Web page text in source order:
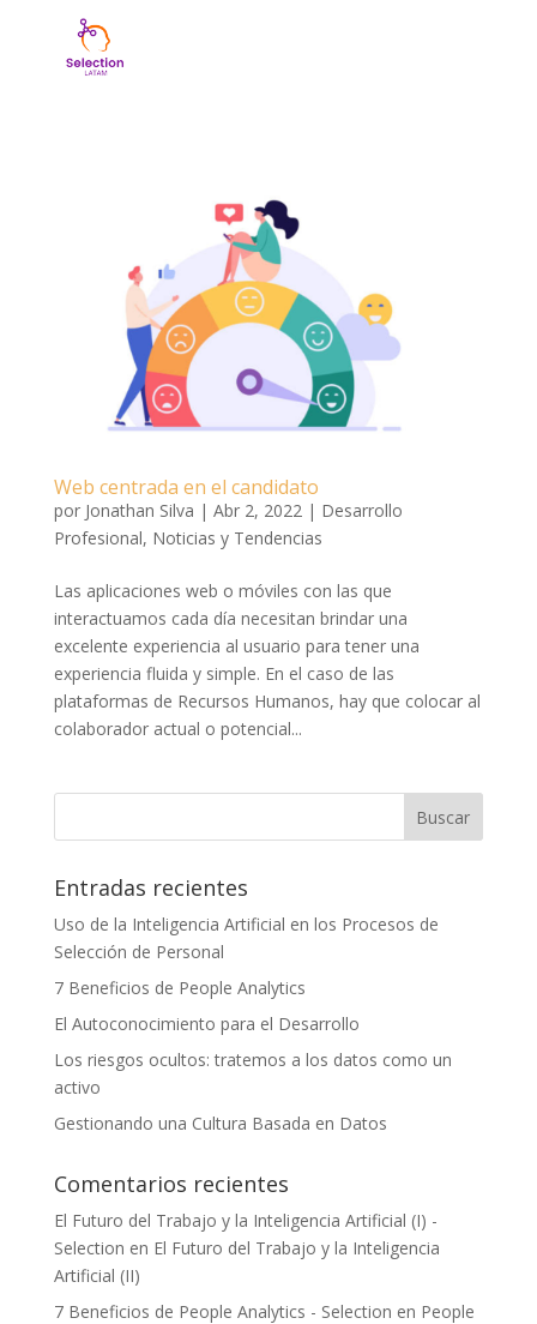
Web centrada en el candidato
por Jonathan Silva | Abr 2, 2022| Desarrollo
Profesional, Noticias y Tendencias
Las aplicaciones web o móviles con las que
interactuamos cada día necesitan brindar una
excelente experiencia al usuario para tener una
experiencia fluida y simple. En el caso de las
plataformas de Recursos Humanos, hay que colocar al
colaborador actual o potencial...
Entradas recientes
Uso de la Inteligencia Artificial en los Procesos de
Selección de Personal
7 Beneficios de People Analytics
El Autoconocimiento para el Desarrollo
Los riesgos ocultos: tratemos a los datos como un
activo
Gestionando una Cultura Basada en Datos
Comentarios recientes
El Futuro del Trabajo y la Inteligencia Artificial (I) -
Selection en El Futuro del Trabajo y la Inteligencia
Artificial (II)
7 Beneficios de People Analytics - Selection en People